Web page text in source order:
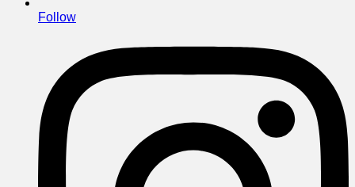
Follow